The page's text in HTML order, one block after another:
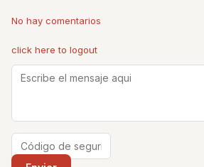
No hay comentarios
click here to logout